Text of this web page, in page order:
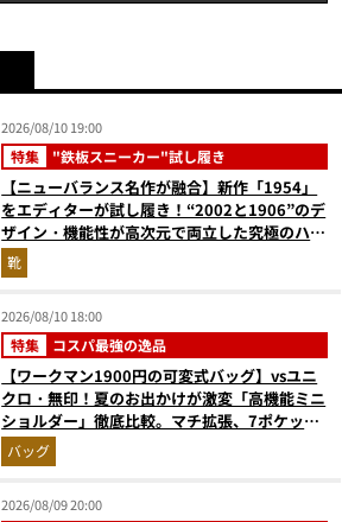
2026/08/10 19:00
特集 "鉄板スニーカー"試し履き
【ニューバランス名作が融合】新作「1954」
をエディターが試し履き！“2002と1906”のデ
ザイン・機能性が高次元で両立した究極のハイ
ブリッドスニーカー
靴
2026/08/10 18:00
特集 コスパ最強の逸品
【ワークマン1900円の可変式バッグ】vsユニ
クロ・無印！夏のお出かけが激変「高機能ミニ
ショルダー」徹底比較。マチ拡張、7ポケッ
ト、3WAYの傑作揃い
バッグ
2026/08/09 20:00